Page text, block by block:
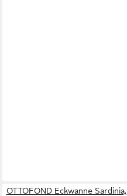
OTTOFOND Eckwanne Sardinia,